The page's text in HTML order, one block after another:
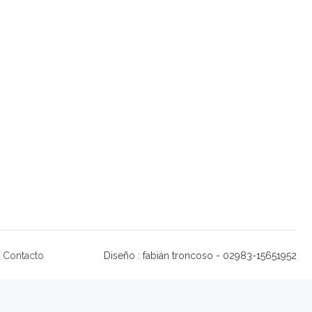
Contacto Diseño : fabián troncoso - 02983-15651952